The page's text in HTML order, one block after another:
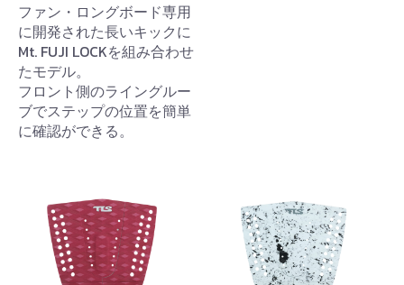
ファン・ロングボード専用
に開発された長いキックに
Mt. FUJI LOCKを組み合わせ
たモデル。
フロント側のライングルー
ブでステップの位置を簡単
に確認ができる。